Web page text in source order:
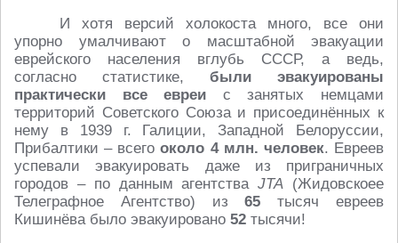
И хотя версий холокоста много, все они
упорно умалчивают о масштабной эвакуации
еврейского населения вглубь СССР, а ведь,
согласно статистике, были эвакуированы
практически все евреи с занятых немцами
территорий Советского Союза и присоединённых к
нему в 1939 г. Галиции, Западной Белоруссии,
Прибалтики – всегооколо 4 млн. человек. Евреев
успевали эвакуировать даже из приграничных
городов – по данным агентстваJTA (Жидовскоее
Телеграфное Агентство) из65 тысяч евреев
Кишинёва было эвакуировано 52 тысячи!